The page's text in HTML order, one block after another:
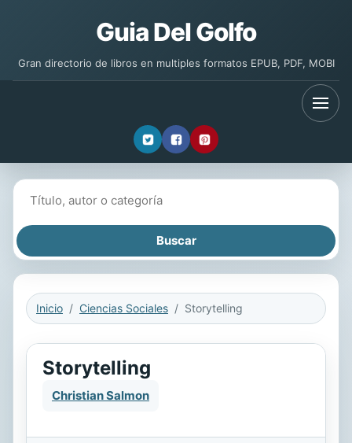
Guia Del Golfo
Gran directorio de libros en multiples formatos EPUB, PDF, MOBI
Inicio Ciencias Sociales Storytelling
Storytelling
Christian Salmon